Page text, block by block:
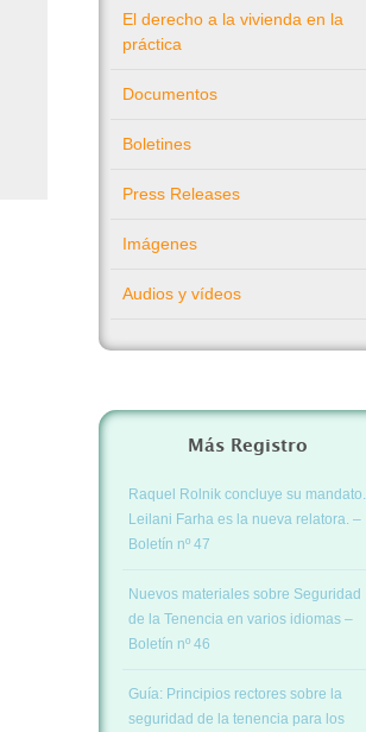
El derecho a la vivienda en la
práctica
Documentos
Boletines
Press Releases
Imágenes
Audios y vídeos
Más Registro
Raquel Rolnik concluye su mandato.
Leilani Farha es la nueva relatora. –
Boletín nº 47
Nuevos materiales sobre Seguridad
de la Tenencia en varios idiomas –
Boletín nº 46
Guía: Principios rectores sobre la
seguridad de la tenencia para los